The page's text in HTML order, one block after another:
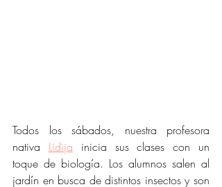
Todos los sábados, nuestra profesora
nativa
Lidija inicia sus clases con un
toque de biología. Los alumnos salen al
jardín en busca de distintos insectos y son